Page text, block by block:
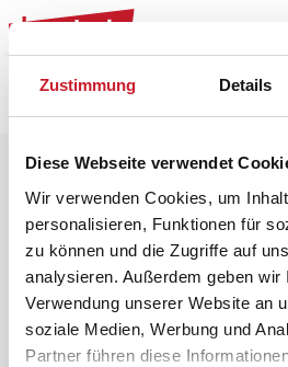
Zustimmung Details
Diese Webseite verwendet
Wir verwenden Cookies, um
personalisieren, Funktionen für
zu können und die Zugriffe auf
analysieren. Außerdem geben
Verwendung unserer Website an
soziale Medien, Werbung und
Partner führen diese
Filter